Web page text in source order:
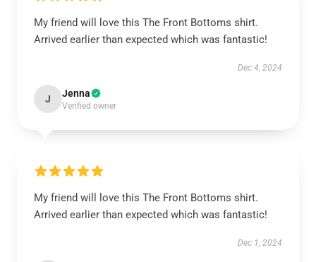
My friend will love this The Front Bottoms shirt.
Arrived earlier than expected which was fantastic!
Dec 4, 2024
J Jenna
Verified owner
My friend will love this The Front Bottoms shirt.
Arrived earlier than expected which was fantastic!
Dec 1, 2024